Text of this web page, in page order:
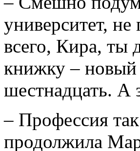
университет,
всего, Кира, ты
книжку – новый
шестнадцать. А
– Профессия
продолжила